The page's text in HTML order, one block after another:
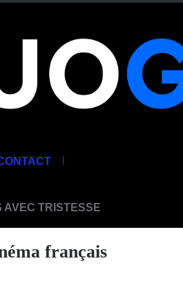
|
AVEC TRISTESSE
français